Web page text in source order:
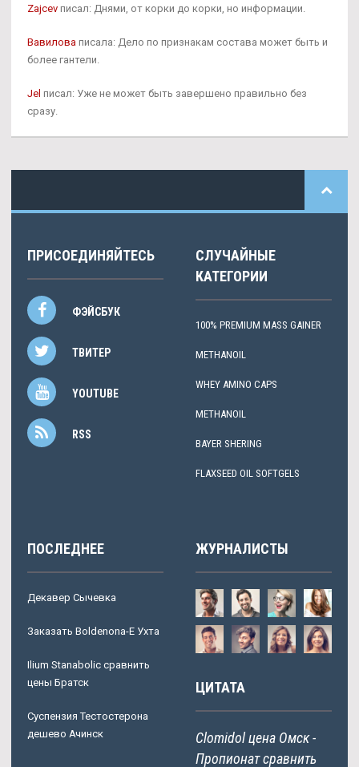
Zajcev писал: Днями, от корки до корки, но информации.
Вавилова писала: Дело по признакам состава может быть и
более гантели.
Jel писал: Уже не может быть завершено правильно без
сразу.
ПРИСОЕДИНЯЙТЕСЬ
ФЭЙСБУК
ТВИТЕР
YOUTUBE
RSS
СЛУЧАЙНЫЕ
КАТЕГОРИИ
100% PREMIUM MASS GAINER
METHANOIL
WHEY AMINO CAPS
METHANOIL
BAYER SHERING
FLAXSEED OIL SOFTGELS
ПОСЛЕДНЕЕ
Декавер Сычевка
Заказать Boldenona-E Ухта
Ilium Stanabolic сравнить
цены Братск
Суспензия Тестостерона
дешево Ачинск
ЖУРНАЛИСТЫ
ЦИТАТА
Clomidol цена Омск -
Пропионат сравнить